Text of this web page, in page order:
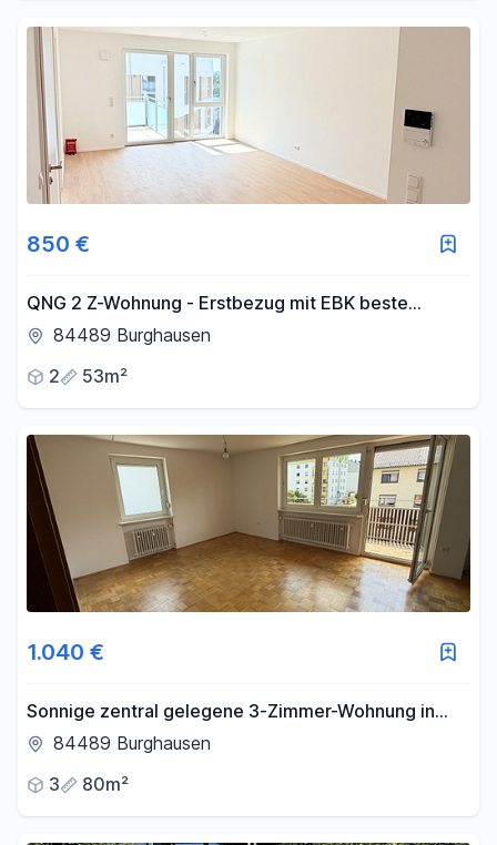
-
Filter für Preis zurücksetzen
850 €
QNG 2 Z-Wohnung - Erstbezug mit EBK beste
Energieklasse
84489 Burghausen
2
53m²
1.040 €
Sonnige zentral gelegene 3-Zimmer-Wohnung in
Burghausen
84489 Burghausen
3
80m²